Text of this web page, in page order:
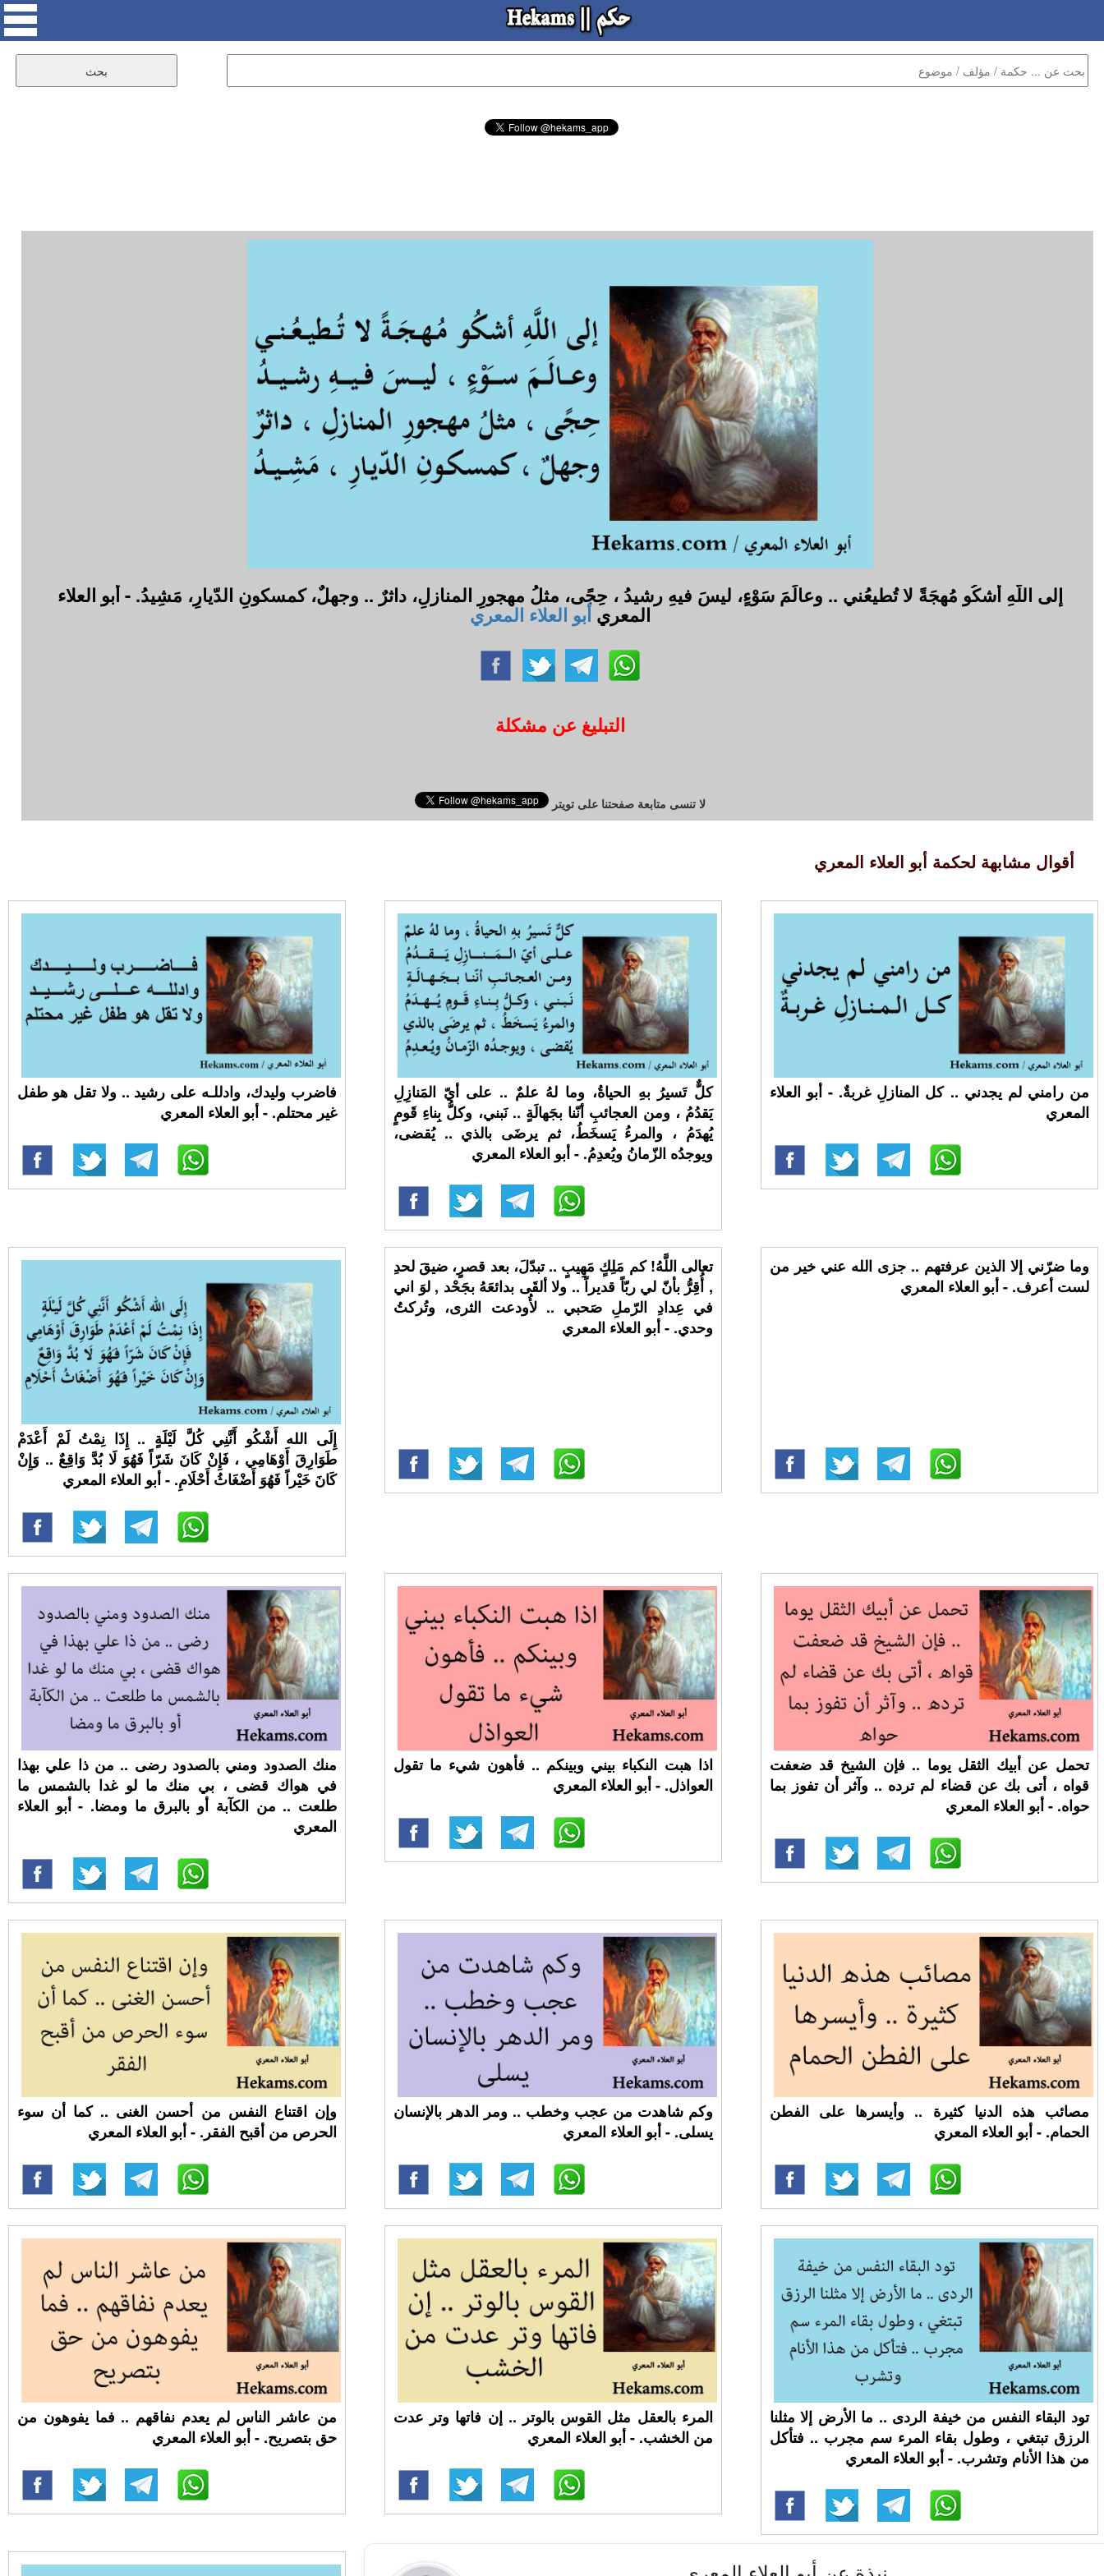
إلى اللَّهِ أشكُو مُهجَةً لا تُطيعُني .. وعالَمَ سَوْءٍ، ليسَ فيهِ رشيدُ ، حِجًى، مثلُ مهجورِ المنازلِ، داثرٌ .. وجهلٌ، كمسكونِ الدّيارِ، مَشِيدُ. - أبو العلاء
المعريأبو العلاء المعري
التبليغ عن مشكلة
لا تنسى متابعة صفحتنا على تويتر
أقوال مشابهة لحكمة أبو العلاء المعري
فاضرب وليدك، وادللـه على رشيد .. ولا تقل هو طفل
غير محتلم. - أبو العلاء المعري
كلٌّ تَسيرُ بهِ الحياةُ، وما لهُ علمٌ .. على أيّ المَنازِلِ
يَقدُمُ ، ومن العجائبِ أنّنا بجَهالَةٍ .. نَبني، وكلُّ بِناءِ قَومٍ
يُهدَمُ ، والمرءُ يَسخَطُ، ثم يرضَى بالذي .. يُقضى،
ويوجدُه الزّمانُ ويُعدِمُ. - أبو العلاء المعري
من رامني لم يجدني .. كل المنازلِ غربةٌ. - أبو العلاء
المعري
إِلَى الله أَشْكُو أَنَّنِي كُلَّ لَيْلَةٍ .. إِذَا نِمْتُ لَمْ أَعْدَمْ
طَوَارِقَ أَوْهَامِي ، فَإِنْ كَانَ شَرّاً فَهُوَ لَا بُدَّ وَاقِعٌ .. وَإِنْ
كَانَ خَيْراً فَهُوَ أَضْغَاثُ أَحْلَامِ. - أبو العلاء المعري
تعالى اللَّهُ! كم مَلِكٍ مَهِيبٍ .. تبدّلَ، بعد قصرٍ، ضيقَ لحدِ
, أُقِرُّ بأنّ لي ربّاً قديراً .. ولا ألقَى بدائعَهُ بجَحْد , لوَ اني
في عِدادِ الرّملِ صَحبي .. لأُودعت الثرى، وتُركتُ
وحدي. - أبو العلاء المعري
وما ضرّني إلا الذين عرفتهم .. جزى الله عني خير من
لست أعرف. - أبو العلاء المعري
منك الصدود ومني بالصدود رضى .. من ذا علي بهذا
في هواك قضى ، بي منك ما لو غدا بالشمس ما
طلعت .. من الكآبة أو بالبرق ما ومضا. - أبو العلاء
المعري
اذا هبت النكباء بيني وبينكم .. فأهون شيء ما تقول
العواذل. - أبو العلاء المعري
تحمل عن أبيك الثقل يوما .. فإن الشيخ قد ضعفت
قواه ، أتى بك عن قضاء لم ترده .. وآثر أن تفوز بما
حواه. - أبو العلاء المعري
وإن اقتناع النفس من أحسن الغنى .. كما أن سوء
الحرص من أقبح الفقر. - أبو العلاء المعري
وكم شاهدت من عجب وخطب .. ومر الدهر بالإنسان
يسلى. - أبو العلاء المعري
مصائب هذه الدنيا كثيرة .. وأيسرها على الفطن
الحمام. - أبو العلاء المعري
من عاشر الناس لم يعدم نفاقهم .. فما يفوهون من
حق بتصريح. - أبو العلاء المعري
المرء بالعقل مثل القوس بالوتر .. إن فاتها وتر عدت
من الخشب. - أبو العلاء المعري
تود البقاء النفس من خيفة الردى .. ما الأرض إلا مثلنا
الرزق تبتغي ، وطول بقاء المرء سم مجرب .. فتأكل
من هذا الأنام وتشرب. - أبو العلاء المعري